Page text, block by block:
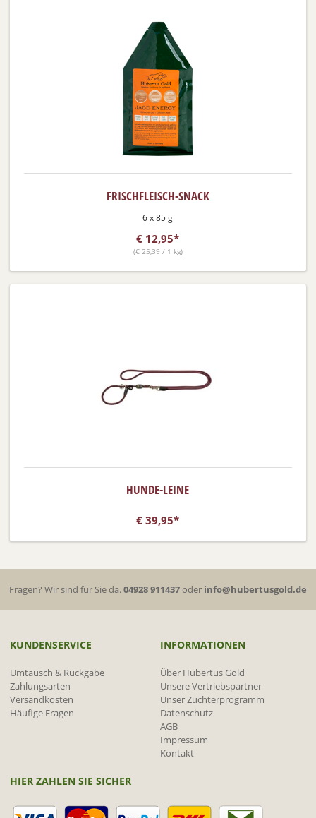
FRISCHFLEISCH-SNACK
6 x 85 g
€ 12,95*
(€25,39 / 1 kg)
HUNDE-LEINE
€ 39,95*
Fragen? Wir sind für Sie da.04928 911437oder info@hubertusgold.de
KUNDENSERVICE
Umtausch & Rückgabe
Zahlungsarten
Versandkosten
Häufige Fragen
INFORMATIONEN
Über Hubertus Gold
Unsere Vertriebspartner
Unser Züchterprogramm
Datenschutz
AGB
Impressum
Kontakt
HIER ZAHLEN SIE SICHER